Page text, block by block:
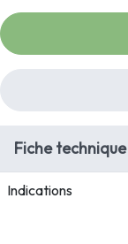
Fiche technique
Indications